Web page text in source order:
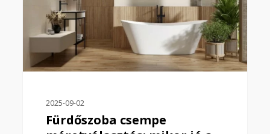
2025-09-02
Fürdőszoba csempe